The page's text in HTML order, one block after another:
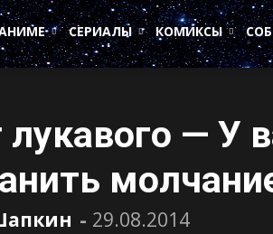
СЕРИАЛЫ КОМИКСЫ
— У
- 29.08.2014